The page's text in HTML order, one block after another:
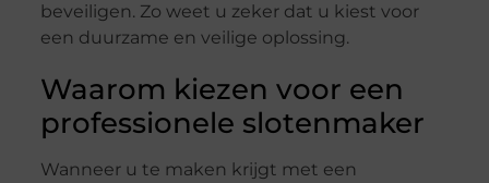
beveiligen. Zo weet u zeker dat u kiest voor
een duurzame en veilige oplossing.
Waarom kiezen voor een
professionele slotenmaker
Wanneer u te maken krijgt met een